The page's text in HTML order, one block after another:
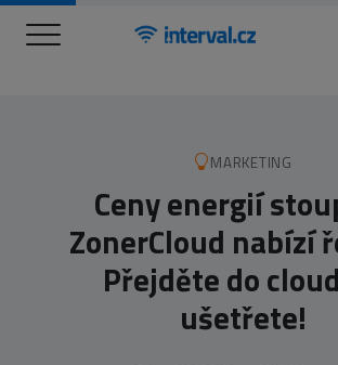
Menu
MARKETING
Ceny energií
ZonerCloud nabízí
Přejděte do
ušetřete!